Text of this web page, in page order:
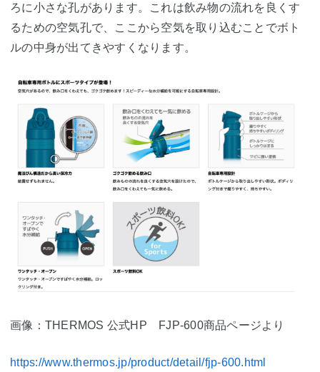
ろに小さな孔があります。これは飲み物の流れを良くす
るための空気孔で、ここから空気を取り込むことでボト
ルの中身が出てきやすくなります。
画像：THERMOS 公式HP FJP-600商品ページより
https://www.thermos.jp/product/detail/fjp-600.html